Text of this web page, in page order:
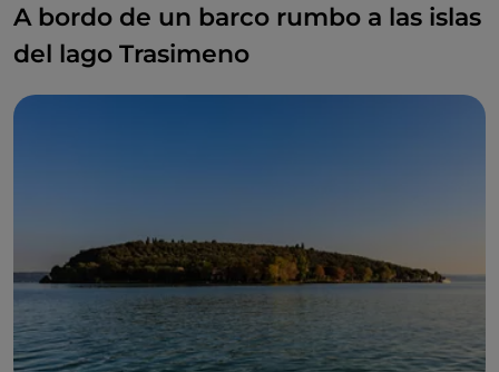
A bordo de un barco rumbo a las islas
del lago Trasimeno